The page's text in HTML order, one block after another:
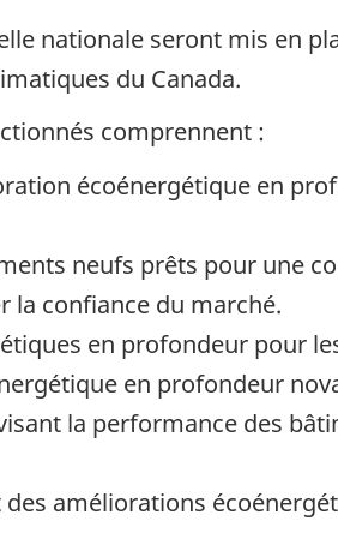
nationale seront mis en
du Canada.
comprennent :
écoénergétique en
neufs prêts pour une
la confiance du marché.
en profondeur pour
en profondeur
la performance des
améliorations